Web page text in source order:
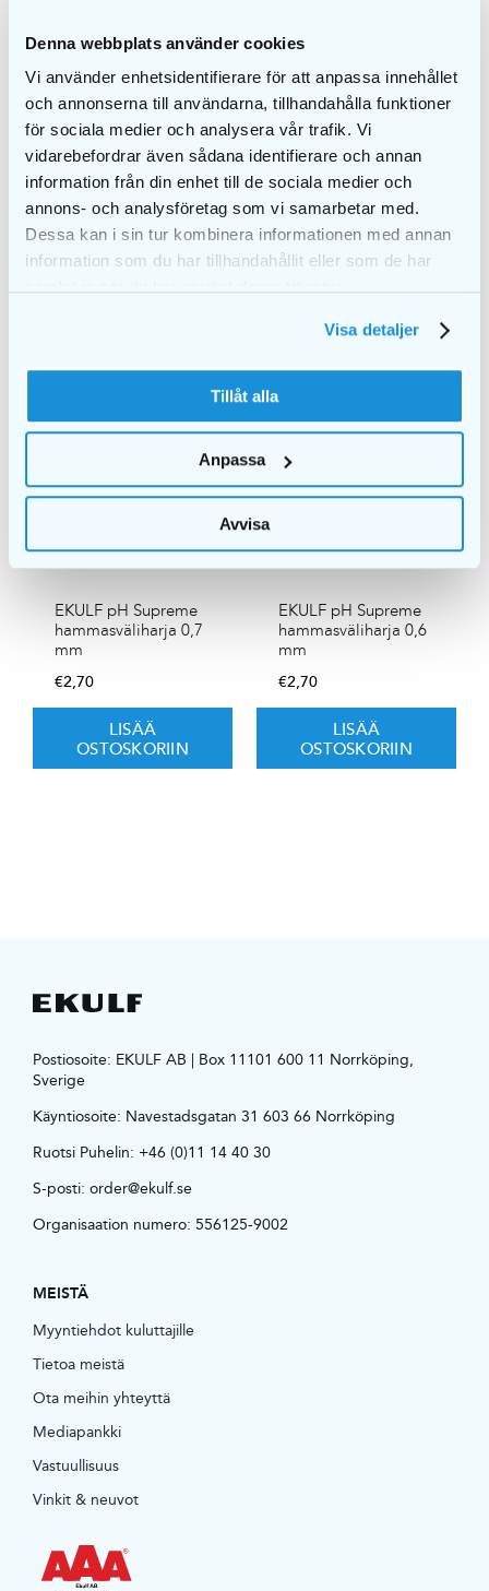
Denna webbplats använder cookies
Vi använder enhetsidentifierare för att anpassa innehållet
och annonserna till användarna, tillhandahålla funktioner
för sociala medier och analysera vår trafik. Vi
vidarebefordrar även sådana identifierare och annan
information från din enhet till de sociala medier och
annons- och analysföretag som vi samarbetar med.
Dessa kan i sin tur kombinera informationen med annan
information som du har tillhandahållit eller som de har
Visa detaljer
Tillåt alla
Anpassa
Avvisa
EKULF pH Supreme
hammasväliharja
sekoituspakkaus
€2,70
LISÄÄ
OSTOSKORIIN
EKULF pH angular
hammasväliharja 0,4
mm
€ 2,70
LISÄÄ
OSTOSKORIIN
EKULF pH Supreme
hammasväliharja 0,7
mm
€2,70
LISÄÄ
OSTOSKORIIN
EKULF pH Supreme
hammasväliharja 0,6
mm
€2,70
LISÄÄ
OSTOSKORIIN
Postiosoite: EKULF AB | Box 11101 600 11 Norrköping,
Sverige
Käyntiosoite: Navestadsgatan 31 603 66 Norrköping
Ruotsi Puhelin: +46 (0)11 14 40 30
S-posti: order@ekulf.se
Organisaation numero: 556125-9002
MEISTÄ
Myyntiehdot kuluttajille
Tietoa meistä
Ota meihin yhteyttä
Mediapankki
Vastuullisuus
Vinkit & neuvot